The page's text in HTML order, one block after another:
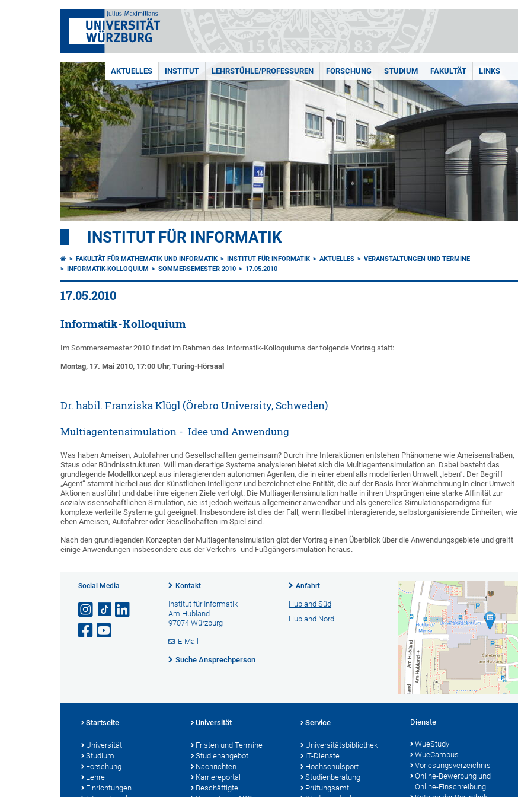
AKTUELLES INSTITUT LEHRSTÜHLE/PROFESSUREN FORSCHUNG STUDIUM FAKULTÄT LINKS
INSTITUT FÜR INFORMATIK
FAKULTÄT FÜR MATHEMATIK UND INFORMATIK INSTITUT FÜR INFORMATIK AKTUELLES
VERANSTALTUNGEN UND TERMINE
INFORMATIK-KOLLOQUIUM
SOMMERSEMESTER 2010 17.05.2010
17.05.2010
Informatik-Kolloquium
Im Sommersemester 2010 findet im Rahmen des Informatik-Kolloquiums der folgende Vortrag statt:
Montag, 17. Mai 2010, 17:00 Uhr, Turing-Hörsaal
Dr. habil. Franziska Klügl (Örebro University, Schweden)
Multiagentensimulation - Idee und Anwendung
Was haben Ameisen, Autofahrer und Gesellschaften gemeinsam? Durch ihre Interaktionen entstehen Phänomene wie Ameisenstraßen,
Staus oder Bündnisstrukturen. Will man derartige Systeme analysieren bietet sich die Multiagentensimulation an. Dabei besteht das
grundlegende Modellkonzept aus interagierenden autonomen Agenten, die in einer ebenfalls modellierten Umwelt „leben”. Der Begriff
„Agent“ stammt hierbei aus der Künstlichen Intelligenz und bezeichnet eine Entität, die auf der Basis ihrer Wahrnehmung in einer Umwelt
Aktionen ausführt und dabei ihre eigenen Ziele verfolgt. Die Multiagentensimulation hatte in ihren Ursprüngen eine starke Affinität zur
sozialwissenschaftlichen Simulation, sie ist jedoch weitaus allgemeiner anwendbar und als generelles Simulationsparadigma für
komplexe verteilte Systeme gut geeignet. Insbesondere ist dies der Fall, wenn flexibel interagierende, selbstorganisierende Einheiten, wie
eben Ameisen, Autofahrer oder Gesellschaften im Spiel sind.
Nach den grundlegenden Konzepten der Multiagentensimulation gibt der Vortrag einen Überblick über die Anwendungsgebiete und greift
einige Anwendungen insbesondere aus der Verkehrs- und Fußgängersimulation heraus.
Social Media Kontakt
Institut für Informatik
Am Hubland
97074 Würzburg
E-Mail
Suche Ansprechperson
Anfahrt
Hubland Süd
Hubland Nord
Startseite
Universität
Studium
Forschung
Lehre
Einrichtungen
Universität
Fristen und Termine
Studienangebot
Nachrichten
Karriereportal
Beschäftigte
Service
Universitätsbibliothek
IT-Dienste
Hochschulsport
Studienberatung
Prüfungsamt
Dienste
WueStudy
WueCampus
Vorlesungsverzeichnis
Online-Bewerbung und
Online-Einschreibung